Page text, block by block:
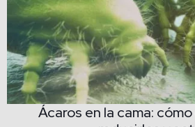
Ácaros en la cama: